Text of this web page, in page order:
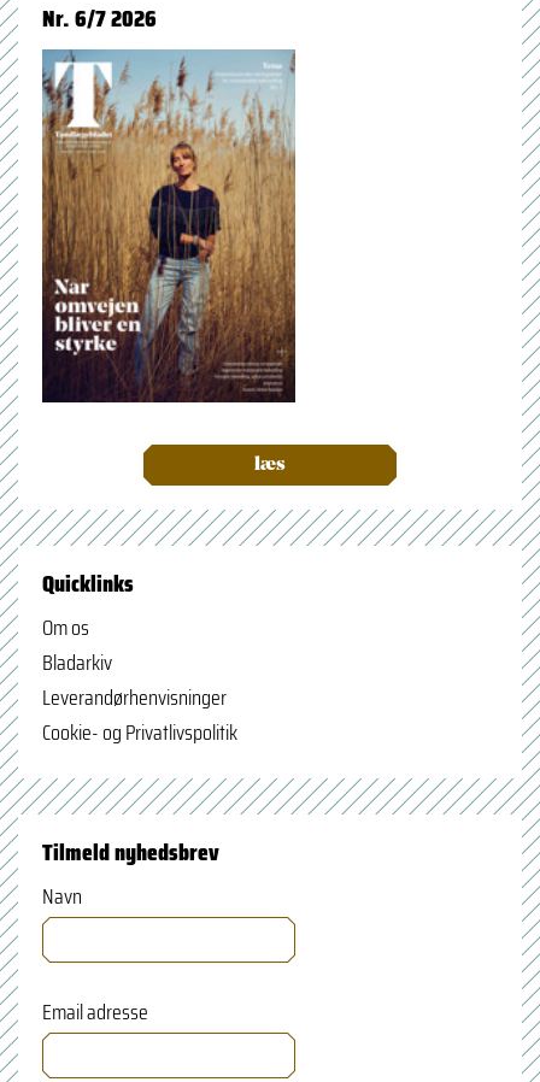
Nr. 6/7 2026
læs
Quicklinks
Om os
Bladarkiv
Leverandørhenvisninger
Cookie- og Privatlivspolitik
Tilmeld nyhedsbrev
Navn
Email adresse